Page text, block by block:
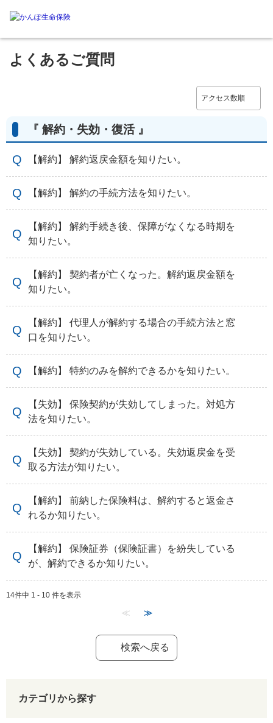
よくあるご質問
『 解約・失効・復活 』
【解約】 解約返戻金額を知りたい。
【解約】 解約の手続方法を知りたい。
【解約】 解約手続き後、保障がなくなる時期を
知りたい。
【解約】 契約者が亡くなった。解約返戻金額を
知りたい。
【解約】 代理人が解約する場合の手続方法と窓
口を知りたい。
【解約】 特約のみを解約できるかを知りたい。
【失効】 保険契約が失効してしまった。対処方
法を知りたい。
【失効】 契約が失効している。失効返戻金を受
取る方法が知りたい。
【解約】 前納した保険料は、解約すると返金さ
れるか知りたい。
【解約】 保険証券（保険証書）を紛失している
が、解約できるか知りたい。
14件中 1 - 10 件を表示
≪ ≫
検索へ戻る
カテゴリから探す